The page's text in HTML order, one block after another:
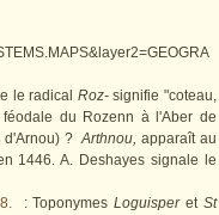
le radical Roz-signifie "coteau,
du Rozenn à l'Aber de
d'Arnou) ? Arthnou, apparaît au
1446. A. Deshayes signale le
: Toponymes LoguisperetSt